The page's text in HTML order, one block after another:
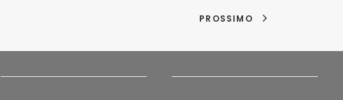
PROSSIMO